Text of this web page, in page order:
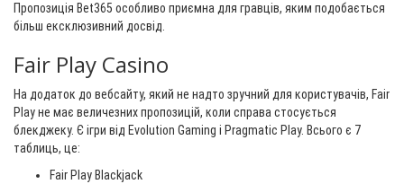
Пропозиція Bet365 особливо приємна для гравців, яким подобається
більш ексклюзивний досвід.
Fair Play Casino
На додаток до вебсайту, який не надто зручний для користувачів, Fair
Play не має величезних пропозицій, коли справа стосується
блекджеку. Є ігри від Evolution Gaming і Pragmatic Play. Всього є 7
таблиць, це:
Fair Play Blackjack